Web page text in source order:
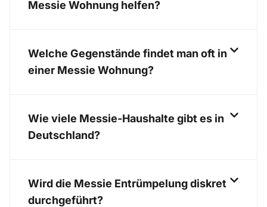
Messie Wohnung helfen?
Welche Gegenstände findet man oft in
einer Messie Wohnung?
Wie viele Messie-Haushalte gibt es in
Deutschland?
Wird die Messie Entrümpelung diskret
durchgeführt?